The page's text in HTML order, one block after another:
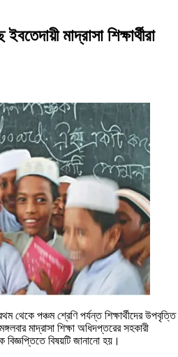
মাদ্রাসা শিক্ষার্থীরা
থেকে পঞ্চম শ্রেণি পর্যন্ত শিক্ষার্থীদের উপবৃত্তি
মাদ্রাসা শিক্ষা অধিদপ্তরের সহকারী
বিষয়টি জানানো হয়।